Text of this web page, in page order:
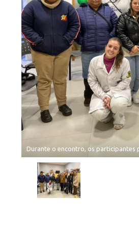
Durante o encontro, os participantes